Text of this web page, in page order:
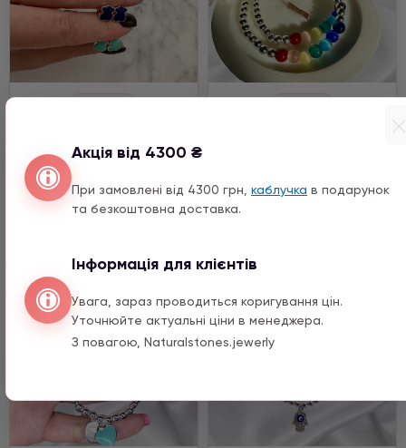
Акція від 4300 ₴
При замовлені від 4300 грн, каблучка в подарунок
та безкоштовна доставка.
Інформація для клієнтів
Увага, зараз проводиться коригування цін.
Уточнюйте актуальні ціни в менеджера.
З повагою, Naturalstones.jewerly
ведмедиком із
натурального каміння
6090 ГРН 2690 ГРН